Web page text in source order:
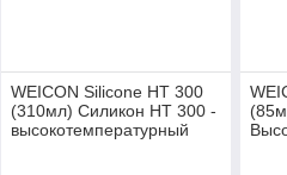
WEICON Silicone HT 300
(310мл) Силикон HT 300 -
высокотемпературный